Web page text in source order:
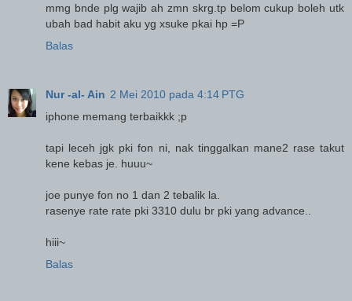
mmg bnde plg wajib ah zmn skrg.tp belom cukup boleh utk
ubah bad habit aku yg xsuke pkai hp =P
Balas
Nur -al- Ain 2 Mei 2010 pada 4:14 PTG
iphone memang terbaikkk ;p
tapi leceh jgk pki fon ni, nak tinggalkan mane2 rase takut
kene kebas je. huuu~
joe punye fon no 1 dan 2 tebalik la.
rasenye rate rate pki 3310 dulu br pki yang advance..
hiii~
Balas